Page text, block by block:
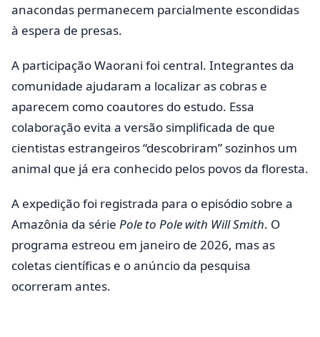
anacondas permanecem parcialmente escondidas
à espera de presas.
A participação Waorani foi central. Integrantes da
comunidade ajudaram a localizar as cobras e
aparecem como coautores do estudo. Essa
colaboração evita a versão simplificada de que
cientistas estrangeiros “descobriram” sozinhos um
animal que já era conhecido pelos povos da floresta.
A expedição foi registrada para o episódio sobre a
Amazônia da série Pole to Pole with Will Smith. O
programa estreou em janeiro de 2026, mas as
coletas científicas e o anúncio da pesquisa
ocorreram antes.